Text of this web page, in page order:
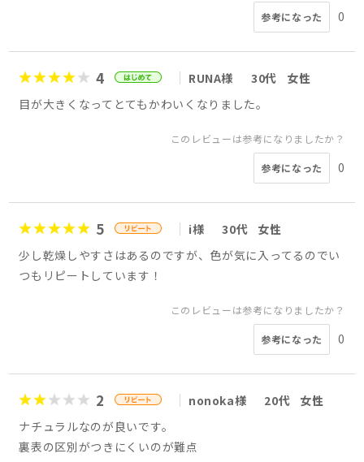
参考になった 0
4 RUNA様 30代
女性
目が大きくなってとてもかわいくなりました。
このレビューは参考になりましたか？
参考になった 0
5 i様 30代
女性
少し乾燥しやすさはあるのですが、色が気に入ってるのでい
つもリピートしています！
このレビューは参考になりましたか？
参考になった 0
2 nonoka様 20代
女性
ナチュラルなのが良いです。
裏表の区別がつきにくいのが難点